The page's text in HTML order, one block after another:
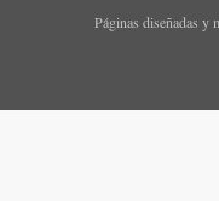
Páginas diseñadas y